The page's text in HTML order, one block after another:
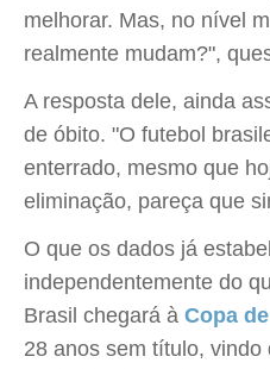
melhorar. Mas, no nível
realmente mudam?",
A resposta dele, ainda
de óbito. "O futebol
enterrado, mesmo que
eliminação, pareça que
O que os dados já
independentemente do
Brasil chegará à Copa
28 anos sem título,